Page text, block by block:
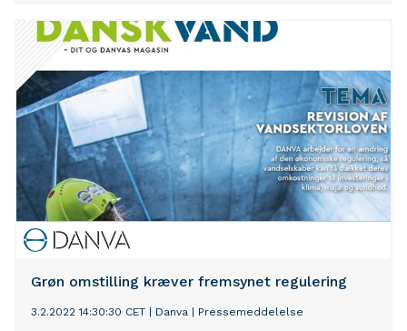
Grøn omstilling kræver fremsynet regulering
3.2.2022 14:30:30 CET Danva Pressemeddelelse